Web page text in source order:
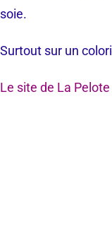
soie.
Surtout sur un
Le site de La